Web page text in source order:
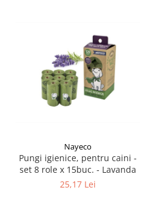
Nayeco
Pungi igienice, pentru caini -
set 8 role x 15buc. - Lavanda
25,17 Lei